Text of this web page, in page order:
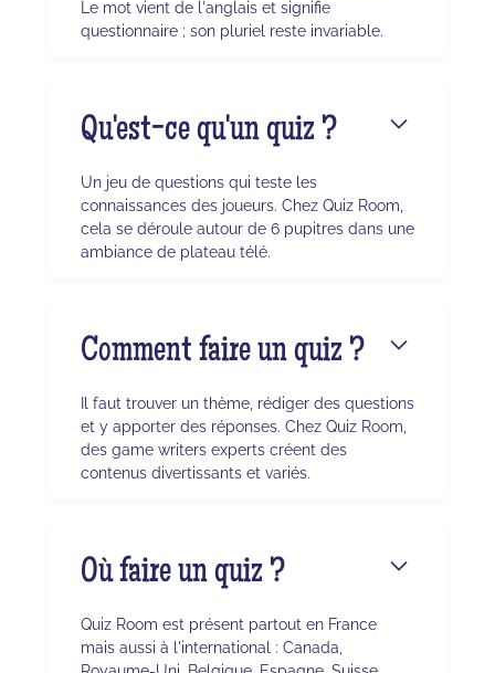
Le mot vient de l'anglais et signifie
questionnaire ; son pluriel reste invariable.
Qu'est-ce qu'un quiz ?
Un jeu de questions qui teste les
connaissances des joueurs. Chez Quiz Room,
cela se déroule autour de 6 pupitres dans une
ambiance de plateau télé.
Comment faire un quiz ?
Il faut trouver un thème, rédiger des questions
et y apporter des réponses. Chez Quiz Room,
des game writers experts créent des
contenus divertissants et variés.
Où faire un quiz ?
Quiz Room est présent partout en France
mais aussi à l'international : Canada,